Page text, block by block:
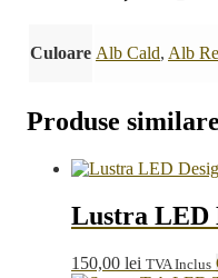
Culoare Alb Cald, Alb
Produse similare
Lustra LED
150,00 lei TVA Inclus